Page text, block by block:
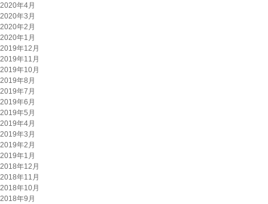
2020年4月
2020年3月
2020年2月
2020年1月
2019年12月
2019年11月
2019年10月
2019年8月
2019年7月
2019年6月
2019年5月
2019年4月
2019年3月
2019年2月
2019年1月
2018年12月
2018年11月
2018年10月
2018年9月